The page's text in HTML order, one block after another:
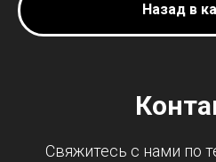
Назад в
Свяжитесь с нами по